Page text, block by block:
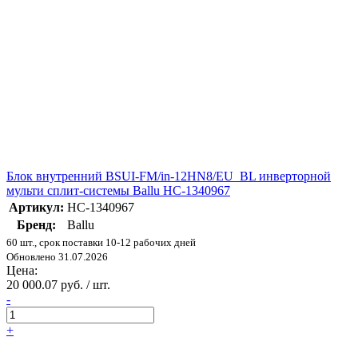
Блок внутренний BSUI-FM/in-12HN8/EU_BL инверторной
мульти сплит-системы Ballu НС-1340967
Артикул: НС-1340967
Бренд:
Ballu
60 шт., срок поставки 10-12 рабочих дней
Обновлено 31.07.2026
Цена:
20 000.07 руб. / шт.
-
+